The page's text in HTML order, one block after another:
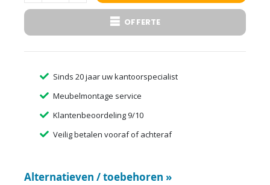
OFFERTE
Sinds 20 jaar uw kantoorspecialist
Meubelmontage service
Klantenbeoordeling 9/10
Veilig betalen vooraf of achteraf
Alternatieven / toebehoren »